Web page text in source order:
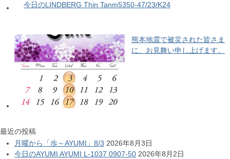
今日のLINDBERG Thin Tanm5350-47/23/K24
熊本地震で被災された皆さま
に、お見舞い申し上げます。
最近の投稿
月曜から「歩～AYUMI」8/3 2026年8月3日
今日のAYUMI AYUMI L-1037 0907-50 2026年8月2日